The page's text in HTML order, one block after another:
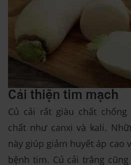
Cải thiện tim mạch
Củ cải rất giàu chất
chất như canxi và kali.
này giúp giảm huyết áp cao
bệnh tim. Củ cải trắng